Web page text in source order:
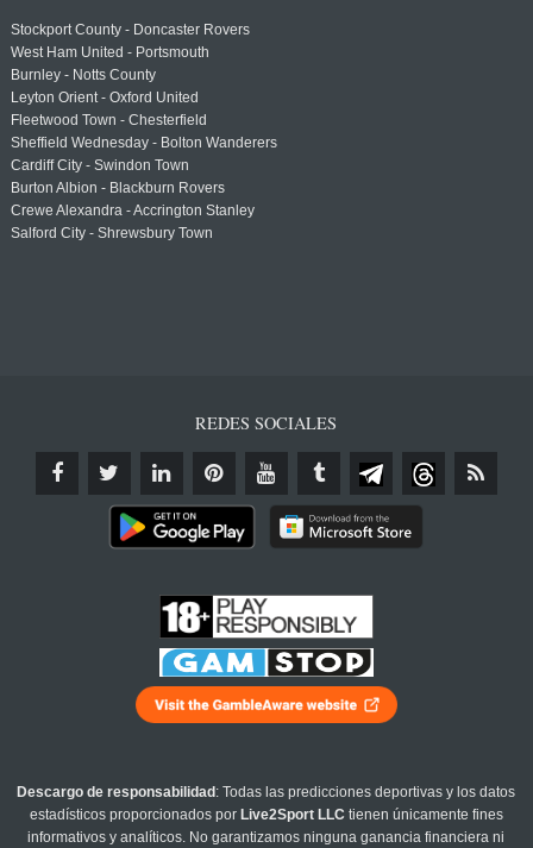
Stockport County - Doncaster Rovers
West Ham United - Portsmouth
Burnley - Notts County
Leyton Orient - Oxford United
Fleetwood Town - Chesterfield
Sheffield Wednesday - Bolton Wanderers
Cardiff City - Swindon Town
Burton Albion - Blackburn Rovers
Crewe Alexandra - Accrington Stanley
Salford City - Shrewsbury Town
REDES SOCIALES
Descargo de responsabilidad : Todas las predicciones deportivas y los datos
estadísticos proporcionados por Live2Sport LLC tienen únicamente fines
informativos y analíticos. No garantizamos ninguna ganancia financiera ni